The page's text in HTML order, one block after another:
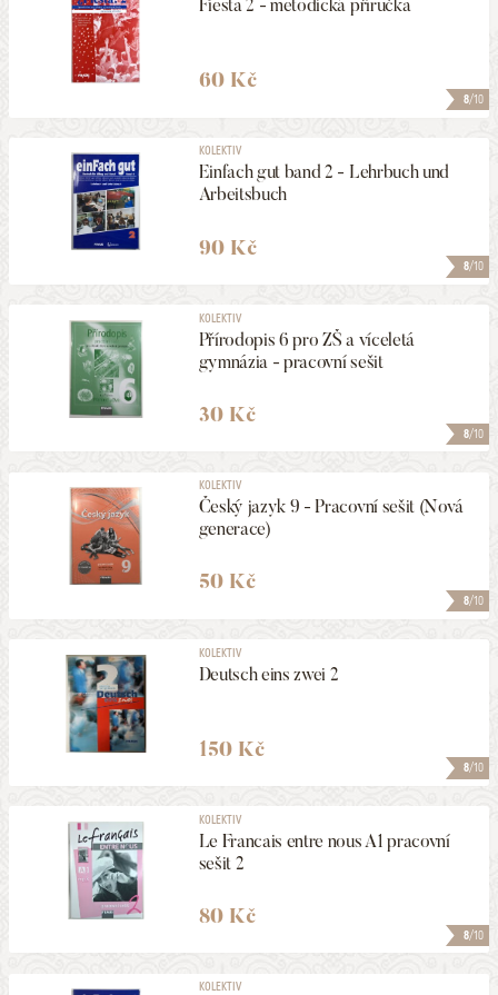
8/10
Fiesta 2 - metodická příručka
60 Kč
8/10
KOLEKTIV
Einfach gut band 2 - Lehrbuch und
Arbeitsbuch
90 Kč
8/10
KOLEKTIV
Přírodopis 6 pro ZŠ a víceletá
gymnázia - pracovní sešit
30 Kč
8/10
KOLEKTIV
Český jazyk 9 - Pracovní sešit (Nová
generace)
50 Kč
8/10
KOLEKTIV
Deutsch eins zwei 2
150 Kč
8/10
KOLEKTIV
Le Francais entre nous A1 pracovní
sešit 2
80 Kč
KOLEKTIV